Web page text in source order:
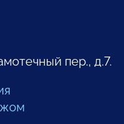
пер., д.7.